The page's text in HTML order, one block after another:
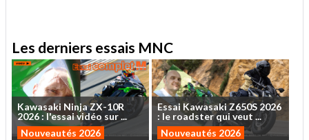
Les derniers essais MNC
Kawasaki NinjaZX-10R
2026: l'essaividéo sur...
Nouveautés 2026
Essai Kawasaki Z650S 2026
: le roadsterquiveut ...
Nouveautés 2026